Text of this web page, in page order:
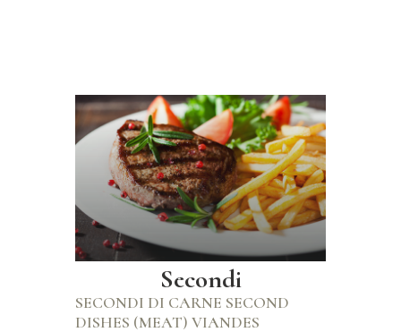
Secondi
SECONDI DI CARNE SECOND
DISHES (MEAT) VIANDES